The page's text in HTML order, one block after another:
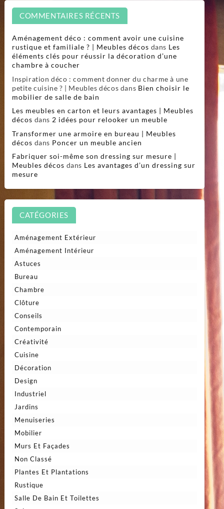
COMMENTAIRES RÉCENTS
Aménagement déco : comment avoir une cuisine
rustique et familiale ? | Meubles décos dans Les
éléments clés pour réussir la décoration d’une
chambre à coucher
Inspiration déco : comment donner du charme à une
petite cuisine ? | Meubles décos dans Bien choisir le
mobilier de salle de bain
Les meubles en carton et leurs avantages | Meubles
décos dans 2 idées pour relooker un meuble
Transformer une armoire en bureau | Meubles
décos dans Poncer un meuble ancien
Fabriquer soi-même son dressing sur mesure |
Meubles décos dans Les avantages d’un dressing sur
mesure
CATÉGORIES
Aménagement Extérieur
Aménagement Intérieur
Astuces
Bureau
Chambre
Clôture
Conseils
Contemporain
Créativité
Cuisine
Décoration
Design
Industriel
Jardins
Menuiseries
Mobilier
Murs Et Façades
Non Classé
Plantes Et Plantations
Rustique
Salle De Bain Et Toilettes